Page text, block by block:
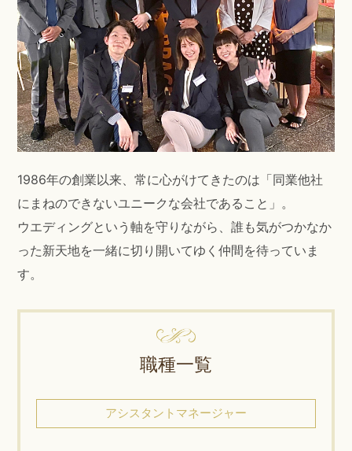
1986年の創業以来、常に心がけてきたのは「同業他社
にまねのできないユニークな会社であること」。
ウエディングという軸を守りながら、誰も気がつかなか
った新天地を一緒に切り開いてゆく仲間を待っていま
す。
職種一覧
アシスタントマネージャー